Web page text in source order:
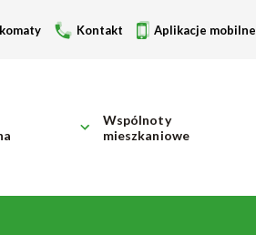
Kontakt Aplikacje mobilne
Wspólnoty
mieszkaniowe